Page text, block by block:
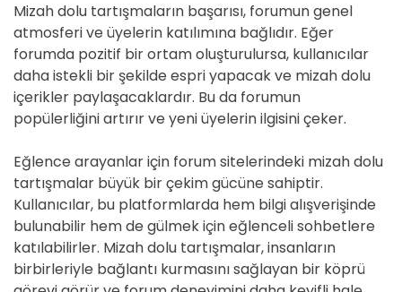
Mizah dolu tartışmaların başarısı, forumun genel
atmosferi ve üyelerin katılımına bağlıdır. Eğer
forumda pozitif bir ortam oluşturulursa, kullanıcılar
daha istekli bir şekilde espri yapacak ve mizah dolu
içerikler paylaşacaklardır. Bu da forumun
popülerliğini artırır ve yeni üyelerin ilgisini çeker.
Eğlence arayanlar için forum sitelerindeki mizah dolu
tartışmalar büyük bir çekim gücüne sahiptir.
Kullanıcılar, bu platformlarda hem bilgi alışverişinde
bulunabilir hem de gülmek için eğlenceli sohbetlere
katılabilirler. Mizah dolu tartışmalar, insanların
birbirleriyle bağlantı kurmasını sağlayan bir köprü